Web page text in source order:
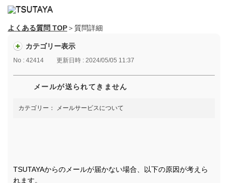
よくある質問 TOP＞質問詳細
カテゴリー表示
No : 42414 更新日時 : 2024/05/05 11:37
メールが送られてきません
カテゴリー： メールサービスについて
TSUTAYAからのメールが届かない場合、以下の原因が考えら
れます。